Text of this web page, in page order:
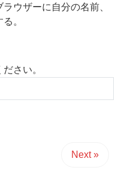
ウザーに自分の名前、
。
さい。
Next »